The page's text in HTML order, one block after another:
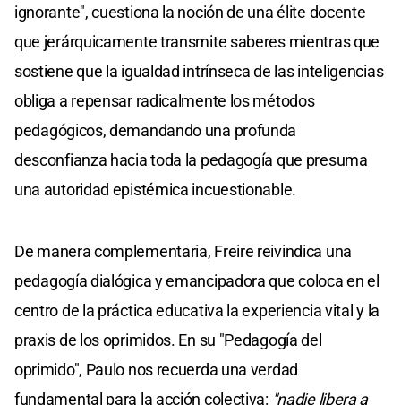
ignorante", cuestiona la noción de una élite docente
que jerárquicamente transmite saberes mientras que
sostiene que la igualdad intrínseca de las inteligencias
obliga a repensar radicalmente los métodos
pedagógicos, demandando una profunda
desconfianza hacia toda la pedagogía que presuma
una autoridad epistémica incuestionable.
De manera complementaria, Freire reivindica una
pedagogía dialógica y emancipadora que coloca en el
centro de la práctica educativa la experiencia vital y la
praxis de los oprimidos. En su "Pedagogía del
oprimido", Paulo nos recuerda una verdad
fundamental para la acción colectiva: "nadie libera a